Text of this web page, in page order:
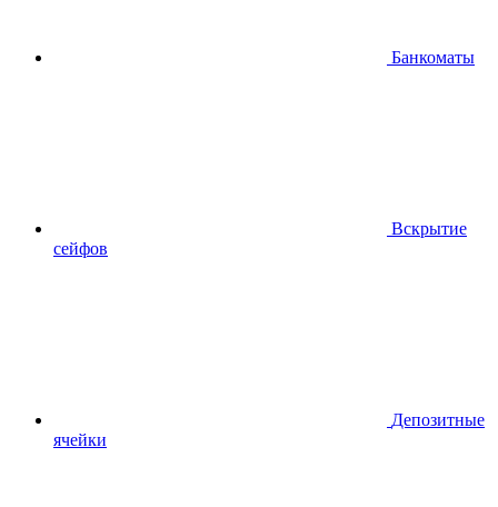
Банкоматы
Вскрытие
сейфов
Депозитные
ячейки